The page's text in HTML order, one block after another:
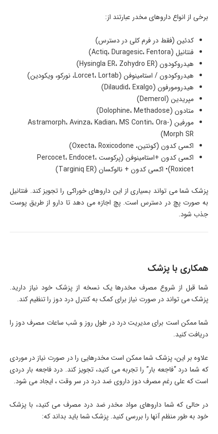
برخی از انواع داروهای مخدر عبارتند از:
کدئین (فقط در فرم کلی در دسترس)
فنتانیل (Actiq، Duragesic، Fentora)
هیدروکودون (Hysingla ER، Zohydro ER)
هیدروکودون / استامینوفن (Lorcet، Lortab، نورکو، ویکودین)
هیدرومورفون (Dilaudid، Exalgo)
مپریدین (Demerol)
متادون (Dolophine، Methadose)
مورفین (Astramorph، Avinza، Kadian، MS Contin، Ora-
Morph SR)
اکسی کدون (کونتین، Oxecta، Roxicodone)
اکسی کدون +استامینوفن (پرکوست Percocet، Endocet،
Roxicet)• اکسی کدون + نالوکسان (Targiniq ER)
پزشک شما می تواند بسیاری از این داروهای خوراکی را تجویز کند. فنتانیل
به صورت پچ در دسترس است. پچ اجازه می دهد تا دارو از طریق پوست
جذب شود.
همکاری با پزشک
شما قبل از شروع مصرف مخدرها یک نسخه از پزشک خود نیاز دارید.
پزشک می تواند در صورت نیاز برای کمک به کنترل درد دوز را تنظیم کند.
شما ممکن است برای مدیریت درد در طول روز و شب ساعات مصرف دوز را
دریافت کنید.
علاوه بر این، پزشک شما ممکن است مخدرهایی را در صورت نیاز در موردی
که شما درد “فاجعه بار” را تجربه می کنید، تجویز کند. درد فاجعه بار دردی
است که علی رغم مصرف دوز داروی ضد درد در سر وقت ، ایجاد می شود.
در حالی که شما داروهای مواد مخدر ضد درد مصرف می کنید، با پزشک
خود به طور منظم آنها را بررسی کنید. پزشک شما باید بداند که: